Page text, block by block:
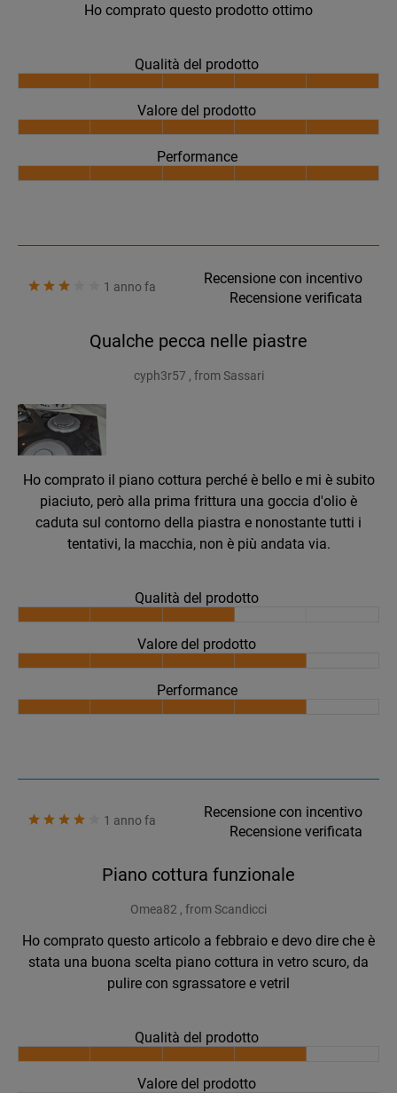
Ho comprato questo prodotto ottimo
Qualità del prodotto
Valore del prodotto
Performance
1 anno fa
Recensione con incentivo
Recensione verificata
Qualche pecca nelle piastre
cyph3r57 , from Sassari
Ho comprato il piano cottura perché è bello e mi è subito
piaciuto, però alla prima frittura una goccia d'olio è
caduta sul contorno della piastra e nonostante tutti i
tentativi, la macchia, non è più andata via.
Qualità del prodotto
Valore del prodotto
Performance
1 anno fa
Recensione con incentivo
Recensione verificata
Piano cottura funzionale
Omea82 , from Scandicci
Ho comprato questo articolo a febbraio e devo dire che è
stata una buona scelta piano cottura in vetro scuro, da
pulire con sgrassatore e vetril
Qualità del prodotto
Valore del prodotto